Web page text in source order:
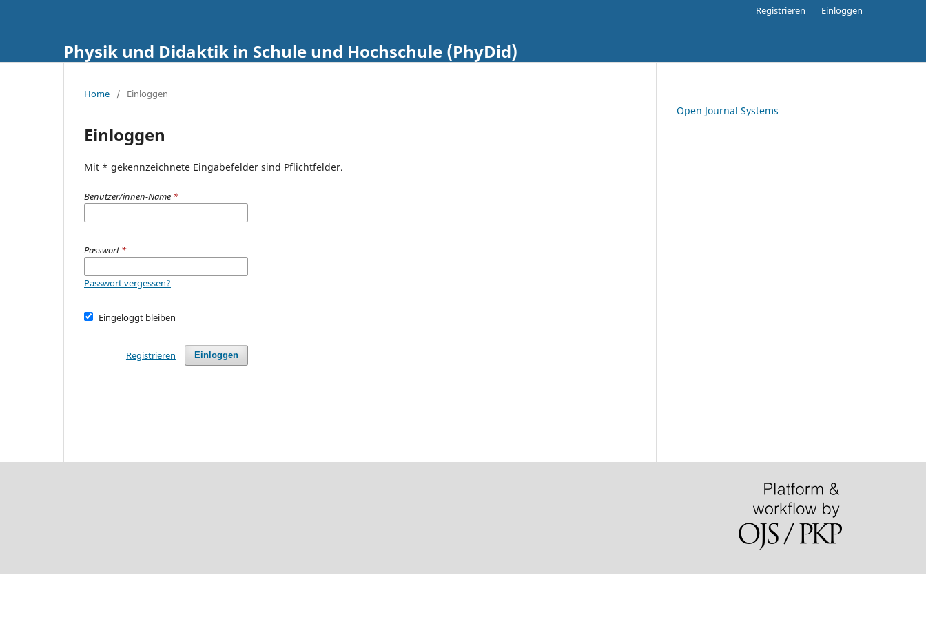
Physik und Didaktik in Schule und Hochschule (PhyDid)
Registrieren Einloggen
Home / Einloggen
Einloggen
Mit * gekennzeichnete Eingabefelder sind Pflichtfelder.
Benutzer/innen-Name *
Passwort*
Passwort vergessen?
Eingeloggt bleiben
Einloggen
Registrieren
Open Journal Systems